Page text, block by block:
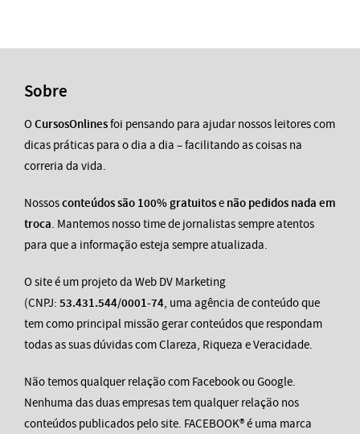
Sobre
OCursosOnlinesfoi pensando para ajudar nossos leitores com
dicas práticas para o dia a dia – facilitando as coisas na
correria da vida.
Nossosconteúdos são 100% gratuitose não pedidos nada em
troca. Mantemos nosso time de jornalistas sempre atentos
para que a informação esteja sempre atualizada.
O site é um projeto da Web DV Marketing
(CNPJ: 53.431.544/0001-74, uma agência de conteúdo que
tem como principal missão gerar conteúdos que respondam
todas as suas dúvidas com Clareza, Riqueza e Veracidade.
Não temos qualquer relação com Facebook ou Google.
Nenhuma das duas empresas tem qualquer relação nos
conteúdos publicados pelo site. FACEBOOK® é uma marca